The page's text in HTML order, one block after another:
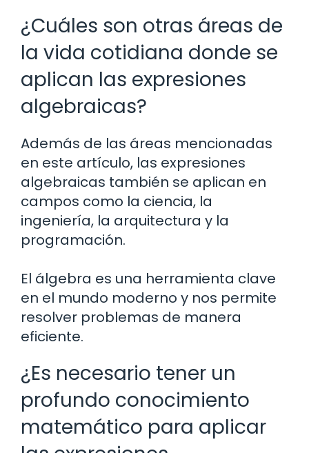
¿Cuáles son otras áreas de
la vida cotidiana donde se
aplican las expresiones
algebraicas?
Además de las áreas mencionadas
en este artículo, las expresiones
algebraicas también se aplican en
campos como la ciencia, la
ingeniería, la arquitectura y la
programación.
El álgebra es una herramienta clave
en el mundo moderno y nos permite
resolver problemas de manera
eficiente.
¿Es necesario tener un
profundo conocimiento
matemático para aplicar